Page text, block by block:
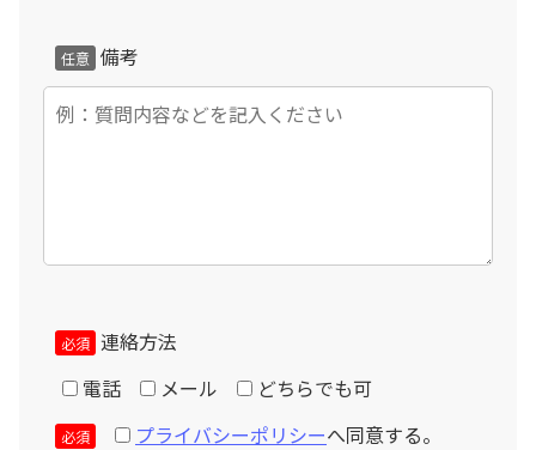
個人情報の取扱いについて
任意 備考
必須 連絡方法
電話
メール どちらでも可
必須 プライバシーポリシーへ同意する。